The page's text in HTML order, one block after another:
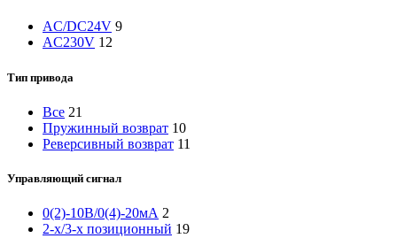
AC/DC24V 9
AC230V 12
Тип привода
Все 21
Пружинный возврат 10
Реверсивный возврат 11
Управляющий сигнал
0(2)-10В/0(4)-20мА 2
2-х/3-х позиционный 19